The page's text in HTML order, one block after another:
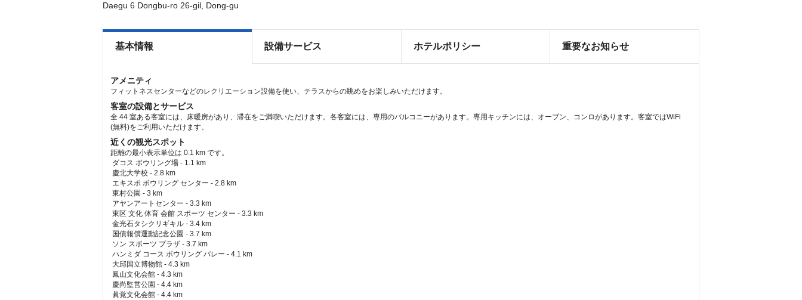
Daegu 6 Dongbu-ro 26-gil, Dong-gu
基本情報 設備サービス ホテルポリシー 重要なお知らせ
アメニティ
フィットネスセンターなどのレクリエーション設備を使い、テラスからの眺めをお楽しみいただけます。
客室の設備とサービス
全 44 室ある客室には、床暖房があり、滞在をご満喫いただけます。各客室には、専用のバルコニーがあります。専用キッチンには、オーブン、コンロがあります。客室ではWiFi
(無料)をご利用いただけます。
近くの観光スポット
距離の最小表示単位は 0.1 km です。
ダコス ボウリング場 - 1.1 km
慶北大学校 - 2.8 km
エキスポ ボウリング センター - 2.8 km
東村公園 - 3 km
アヤンアートセンター - 3.3 km
東区 文化 体育 会館 スポーツ センター - 3.3 km
金光石タシクリギキル - 3.4 km
国債報償運動記念公園 - 3.7 km
ソン スポーツ プラザ - 3.7 km
ハンミダ コース ボウリング バレー - 4.1 km
大邱国立博物館 - 4.3 km
鳳山文化会館 - 4.3 km
慶尚監営公園 - 4.4 km
眞覚文化会館 - 4.4 km